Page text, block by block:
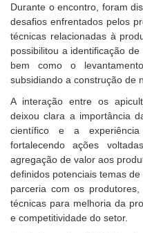
Durante o encontro, foram
desafios enfrentados pelos
técnicas relacionadas à
possibilitou a identificação
bem como o
subsidiando a construção de
A interação entre os
deixou clara a importância
científico e a
fortalecendo ações
agregação de valor aos
definidos potenciais temas
parceria com os
técnicas para melhoria da
e competitividade do setor.